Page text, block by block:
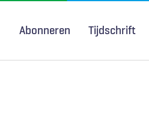
Abonneren Tijdschrift